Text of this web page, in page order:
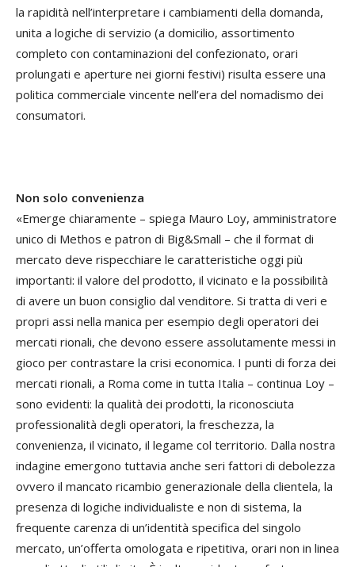
la rapidità nell’interpretare i cambiamenti della domanda,
unita a logiche di servizio (a domicilio, assortimento
completo con contaminazioni del confezionato, orari
prolungati e aperture nei giorni festivi) risulta essere una
politica commerciale vincente nell’era del nomadismo dei
consumatori.
Non solo convenienza
«Emerge chiaramente – spiega Mauro Loy, amministratore
unico di Methos e patron di Big&Small – che il format di
mercato deve rispecchiare le caratteristiche oggi più
importanti: il valore del prodotto, il vicinato e la possibilità
di avere un buon consiglio dal venditore. Si tratta di veri e
propri assi nella manica per esempio degli operatori dei
mercati rionali, che devono essere assolutamente messi in
gioco per contrastare la crisi economica. I punti di forza dei
mercati rionali, a Roma come in tutta Italia – continua Loy –
sono evidenti: la qualità dei prodotti, la riconosciuta
professionalità degli operatori, la freschezza, la
convenienza, il vicinato, il legame col territorio. Dalla nostra
indagine emergono tuttavia anche seri fattori di debolezza
ovvero il mancato ricambio generazionale della clientela, la
presenza di logiche individualiste e non di sistema, la
frequente carenza di un’identità specifica del singolo
mercato, un’offerta omologata e ripetitiva, orari non in linea